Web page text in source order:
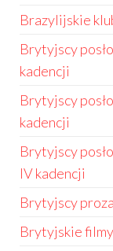
Brazylijskie
Brytyjscy
kadencji
Brytyjscy
kadencji
Brytyjscy
IV kadencji
Brytyjscy
Brytyjskie